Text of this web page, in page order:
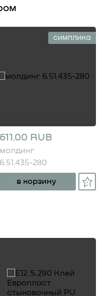
симплика
611.00 RUB
молдинг
6.51.435-280
в корзину